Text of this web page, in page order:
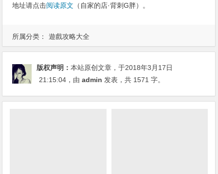
所属分类： 遊戲攻略大全
地址请点击阅读原文 （自家的店·背刺G胖）。
版权声明：本站原创文章，于2018年3月17日
21:15:04 ，由admin 发表，共 1571 字。